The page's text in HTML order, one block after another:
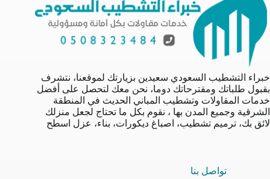
خبراء التشطيب السعودي سعيدين بزيارتك لموقعنا، نتشرف
بقبول طلباتك ومقترحاتك دوما، نحن معك لتحصل على أفضل
خدمات المقاولات وتشطيب المباني الحديث في المنطقة
الشرقية وجميع المدن بها ، نقوم بكل ما تحتاج لجعل منزلك
لائق بك، ترميم تشطيب، اصباغ ديكورات، بناء، عزل اسطح
تواصل بنا